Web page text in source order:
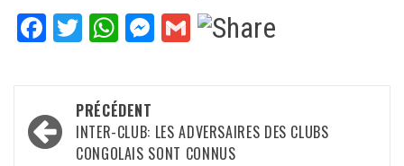
Facebook
TwitterWhatsApp
Messenger
Gmail
Navigation
d’article
PRÉCÉDENT
INTER-CLUB: LES ADVERSAIRES DES CLUBS
CONGOLAIS SONT CONNUS